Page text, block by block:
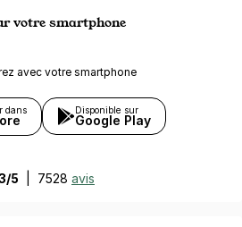
votre smartphone
avec votre smartphone
dans Disponible sur
Google Play
5 7528 avis